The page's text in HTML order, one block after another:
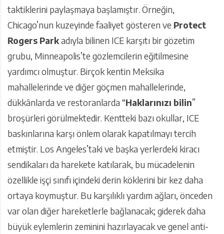
taktiklerini paylaşmaya başlamıştır. Örneğin,
Chicago’nun kuzeyinde faaliyet gösteren ve Protect
Rogers Parkadıyla bilinen ICE karşıtı bir gözetim
grubu, Minneapolis’te gözlemcilerin eğitilmesine
yardımcı olmuştur. Birçok kentin Meksika
mahallelerinde ve diğer göçmen mahallelerinde,
dükkânlarda ve restoranlarda “Haklarınızı bilin”
broşürleri görülmektedir. Kentteki bazı okullar, ICE
baskınlarına karşı önlem olarak kapatılmayı tercih
etmiştir. Los Angeles’taki ve başka yerlerdeki kiracı
sendikaları da harekete katılarak, bu mücadelenin
özellikle işçi sınıfı içindeki derin köklerini bir kez daha
ortaya koymuştur. Bu karşılıklı yardım ağları, önceden
var olan diğer hareketlerle bağlanacak; giderek daha
büyük eylemlerin zeminini hazırlayacak ve genel anti-